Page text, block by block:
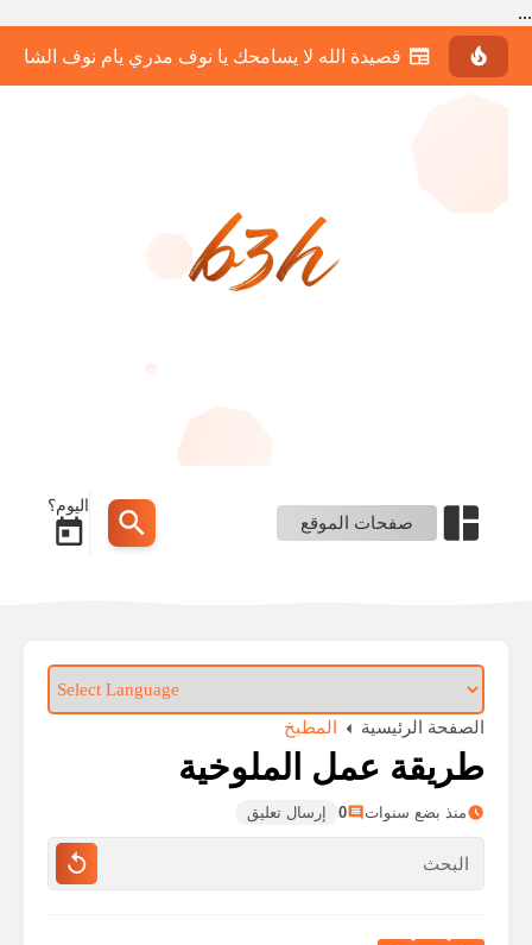
...
قصيدة الله لا يسامحك يا نوف مدري يام نوف
صفحات الموقع
اليوم؟
الصفحة الرئيسية المطبخ
طريقة عمل الملوخية
منذ بضع سنوات 0 إرسال تعليق